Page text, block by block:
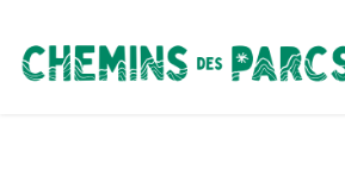
Chemins des Parcs